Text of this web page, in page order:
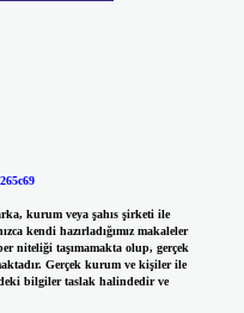
kurum veya şahıs şirketi ile
kendi hazırladığımız makaleler
niteliği taşımamakta olup, gerçek
Gerçek kurum ve kişiler ile
bilgiler taslak halindedir ve